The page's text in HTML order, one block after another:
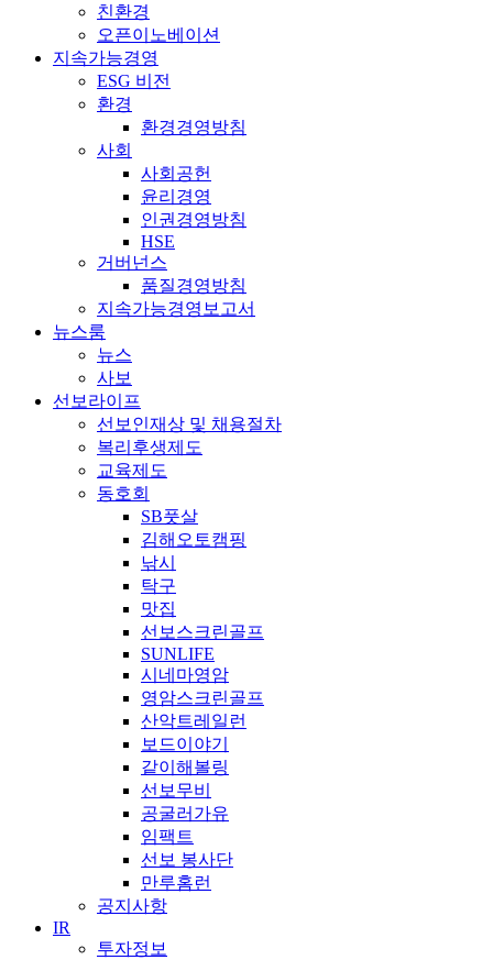
친환경
오픈이노베이션
지속가능경영
ESG 비전
환경
환경경영방침
사회
사회공헌
윤리경영
인권경영방침
HSE
거버넌스
품질경영방침
지속가능경영보고서
뉴스룸
뉴스
사보
선보라이프
선보인재상 및 채용절차
복리후생제도
교육제도
동호회
SB풋살
김해오토캠핑
낚시
탁구
맛집
선보스크린골프
SUNLIFE
시네마영암
영암스크린골프
산악트레일런
보드이야기
같이해볼링
선보무비
공굴러가유
임팩트
선보 봉사단
만루홈런
공지사항
IR
투자정보